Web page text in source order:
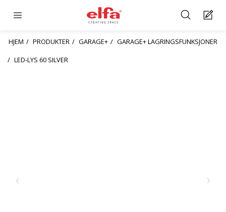
HJEM PRODUKTER GARAGE+
GARAGE+ LAGRINGSFUNKSJONER
LED-LYS 60 SILVER